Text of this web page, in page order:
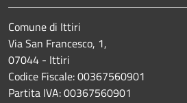
Comune di Ittiri
Via San Francesco, 1,
07044 - Ittiri
Codice Fiscale: 00367560901
Partita IVA: 00367560901